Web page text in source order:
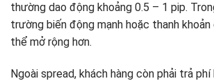
thường dao động khoảng 0.5 – 1 pip.
trường biến động mạnh hoặc thanh khoản
thể mở rộng hơn.
Ngoài spread, khách hàng còn phải trả